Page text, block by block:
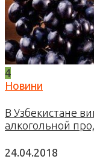
4
Новини
В Узбекистане
алкогольной
24.04.2018